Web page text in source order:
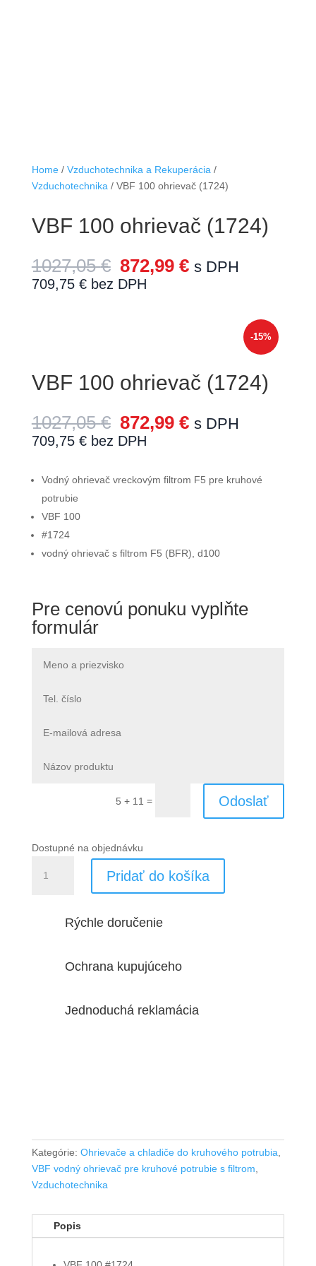
Home/ Vzduchotechnika a Rekuperácia/
Vzduchotechnika/ VBF 100 ohrievač (1724)
VBF 100 ohrievač (1724)
1027,05€ 872,99 € s DPH
709,75 €bez DPH
-15%
VBF 100 ohrievač (1724)
1027,05€ 872,99 € s DPH
709,75 €bez DPH
Vodný ohrievač vreckovým filtrom F5 pre kruhové
potrubie
VBF 100
#1724
vodný ohrievač s filtrom F5 (BFR), d100
Pre cenovú ponuku vyplňte
formulár
5 + 11 = Odoslať
Dostupné na objednávku
VBF
Pridať do košíka
Rýchle doručenie
Ochrana kupujúceho
Jednoduchá reklamácia
Kategórie: Ohrievače a chladiče do kruhového potrubia,
VBF vodný ohrievač pre kruhové potrubie s filtrom,
Vzduchotechnika
Popis